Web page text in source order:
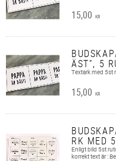
15,00 KR
ÄST”, 5
Textark med 5st
15,00 KR
RK MED
Enligt bild 5st
korrekt text är :